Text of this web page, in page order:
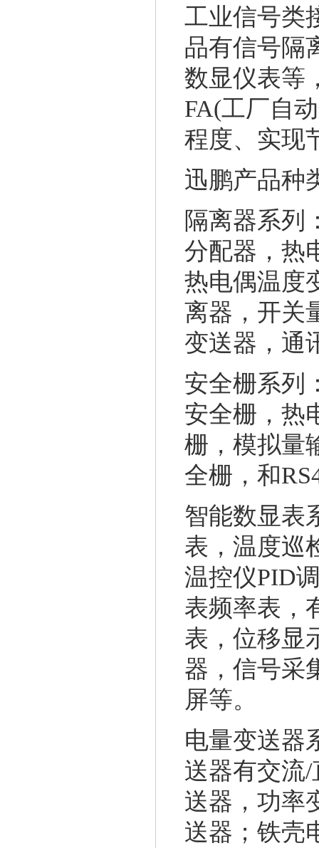
工业信号类
品有信号隔
数显仪表等
FA(工厂自
程度、实现
迅鹏产品种
隔离器系列
分配器，热
热电偶温度
离器，开关
变送器，通
安全栅系列
安全栅，热
栅，模拟量
全栅，和
智能数显表
表，温度巡
温控仪PID
表频率表，
表，位移显
器，信号采
屏等。
电量变送器
送器有交流
送器，功率
送器；铁壳